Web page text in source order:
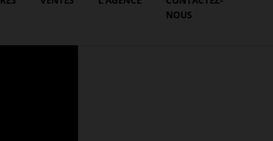
PropriétairesNOUS